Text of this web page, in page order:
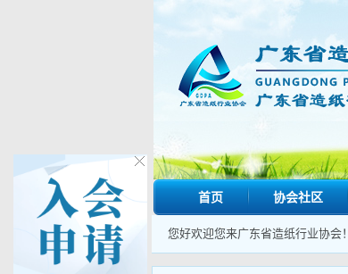
首页 协会社区
您好欢迎您来广东省造纸行业协会！